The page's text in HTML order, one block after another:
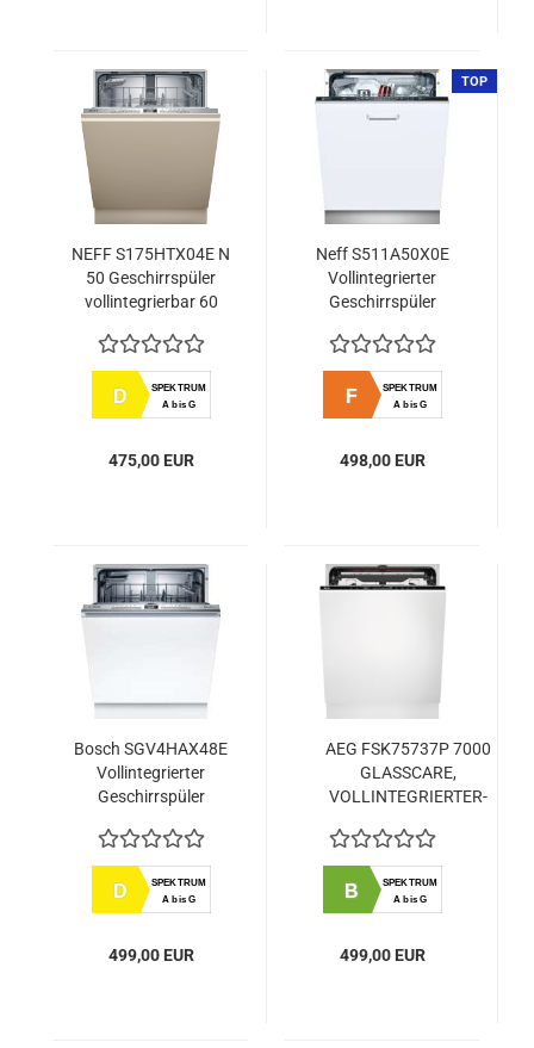
NEFF S175HTX04E N
50 Geschirrspüler
vollintegrierbar 60
für besondere
Einbausituationen
D
SPEKTRUM
A bis G
475,00 EUR
TOP
Neff S511A50X0E
Vollintegrierter
Geschirrspüler
F
SPEKTRUM
A bis G
498,00 EUR
Bosch SGV4HAX48E
Vollintegrierter
Geschirrspüler
D
SPEKTRUM
A bis G
499,00 EUR
AEG FSK75737P 7000
GLASSCARE,
VOLLINTEGRIERTER-
AIRDRY - PERFEKTE
TROCKNUNGSERGEBNISSE,
MAXIFLEX
BESTECKSCHUBLADE,
B
SPEKTRUM
A bis G
499,00 EUR